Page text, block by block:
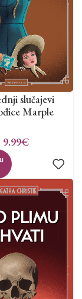
slučajevi
Marple
9.99€